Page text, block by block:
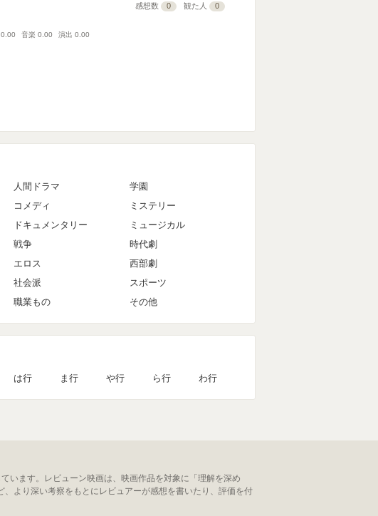
感想数 0 観た人 0
0.00 音楽 0.00 演出 0.00
人間ドラマ
学園
コメディ
ミステリー
ドキュメンタリー
ミュージカル
戦争
時代劇
エロス
西部劇
社会派
スポーツ
職業もの その他
は行 ま行 や行 ら行 わ行
います。レビューン映画は、映画作品を対象に「理解を深め
より深い考察をもとにレビュアーが感想を書いたり、評価を付